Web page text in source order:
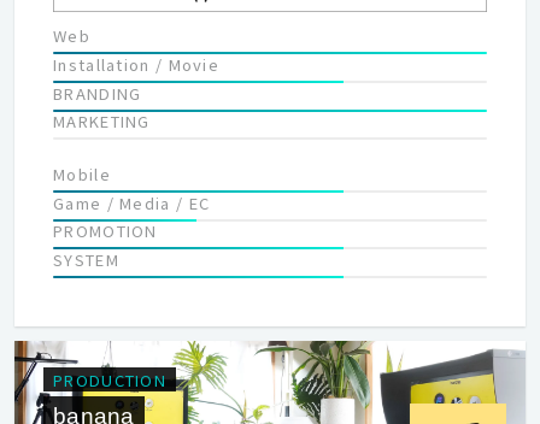
Web
Installation / Movie
BRANDING
MARKETING
Mobile
Game / Media / EC
PROMOTION
SYSTEM
PRODUCTION
banana